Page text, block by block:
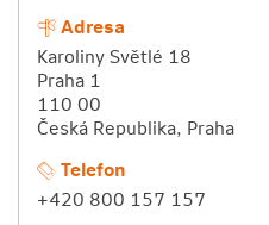
Adresa
Karoliny Světlé 18
Praha 1
110 00
Česká Republika, Praha
Telefon
+420 800 157 157